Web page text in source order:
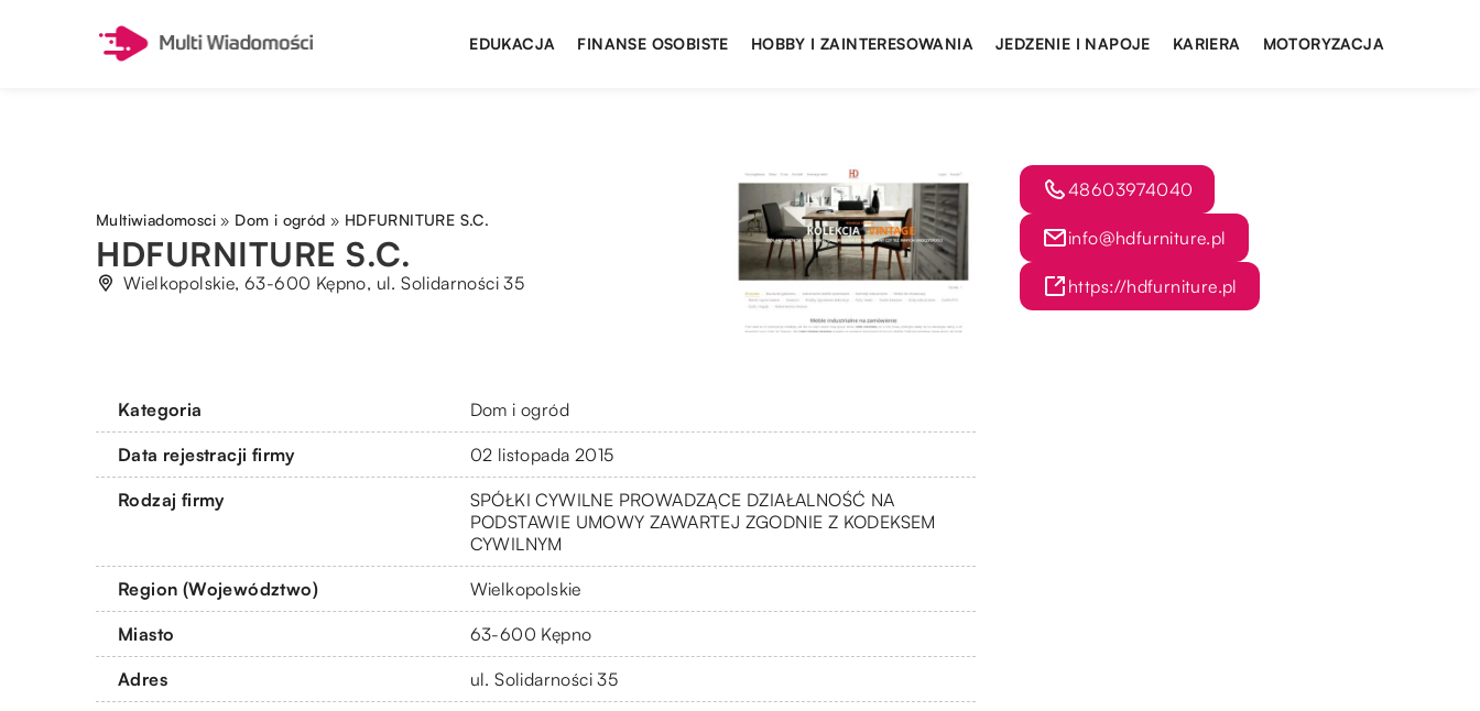
EDUKACJA FINANSE OSOBISTE HOBBY I ZAINTERESOWANIA JEDZENIE I NAPOJE KARIERA MOTORYZACJA
Multiwiadomosci » Dom i ogród » HDFURNITURE S.C.
HDFURNITURE S.C.
Wielkopolskie, 63-600 Kępno, ul. Solidarności 35
Kategoria Dom i ogród
Data rejestracji firmy 02 listopada 2015
Rodzaj firmy
SPÓŁKI CYWILNE PROWADZĄCE DZIAŁALNOŚĆ NA
PODSTAWIE UMOWY ZAWARTEJ ZGODNIE Z KODEKSEM
CYWILNYM
Region (Województwo) Wielkopolskie
Miasto 63-600 Kępno
Adres ul. Solidarności 35
48603974040
info@hdfurniture.pl
https://hdfurniture.pl